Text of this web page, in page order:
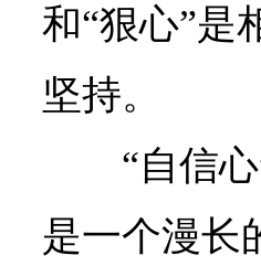
和“狠心”是
坚持。
“自信
是一个漫长